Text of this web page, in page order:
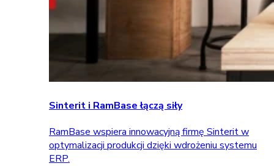
Sinterit i RamBase łączą siły
RamBase wspiera innowacyjną firmę Sinterit w
optymalizacji produkcji dzięki wdrożeniu systemu
ERP.